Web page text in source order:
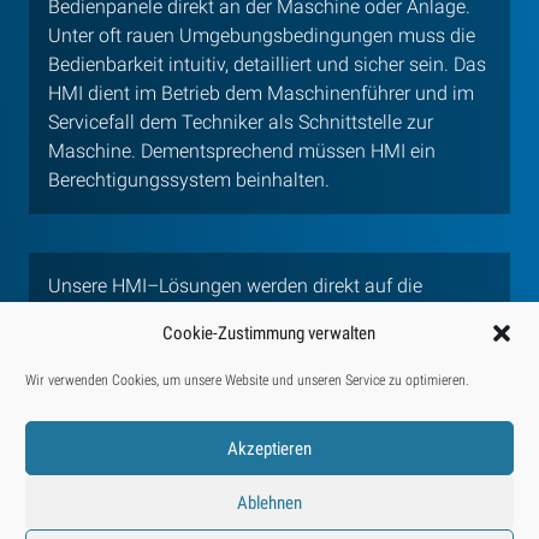
Cookie-Zustimmung verwalten
Wir verwenden Cookies, um unsere Website und unseren Service zu optimieren.
Akzeptieren
Ablehnen
Bedienpanele direkt an der Maschine oder Anlage.
Unter oft rauen Umgebungsbedingungen muss die
Bedienbarkeit intuitiv, detailliert und sicher sein. Das
HMI dient im Betrieb dem Maschinenführer und im
Servicefall dem Techniker als Schnittstelle zur
Maschine. Dementsprechend müssen HMI ein
Berechtigungssystem beinhalten.
Unsere HMI–Lösungen werden direkt auf die
und erprobten Modulen ist eine intuitive
sowie sichere Bedienung gewährleistet. Die